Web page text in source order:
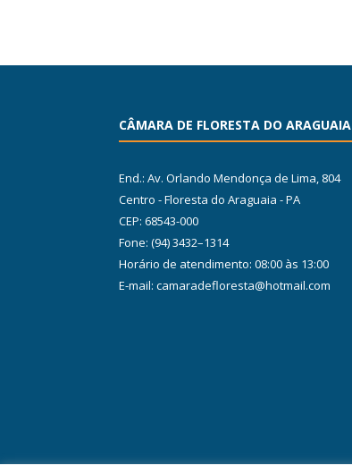
CÂMARA DE FLORESTA DO ARAGUAIA
End.: Av. Orlando Mendonça de Lima, 804
Centro - Floresta do Araguaia - PA
CEP: 68543-000
Fone: (94) 3432–1314
Horário de atendimento: 08:00 às 13:00
E-mail: camaradefloresta@hotmail.com